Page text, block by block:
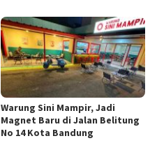
Warung Sini Mampir, Jadi
Magnet Baru di Jalan Belitung
No 14 Kota Bandung